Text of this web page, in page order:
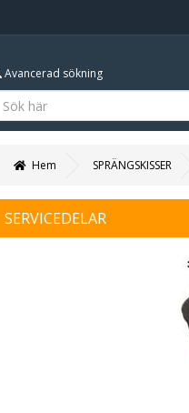
Avancerad sökning
Hem SPRÄNGSKISSER
SERVICEDELAR